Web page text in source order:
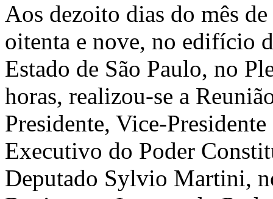
Aos dezoito dias do mês
oitenta e nove, no edifício
Estado de São Paulo, no
horas, realizou-se a
Presidente, Vice-
Executivo do Poder
Deputado Sylvio Martini,